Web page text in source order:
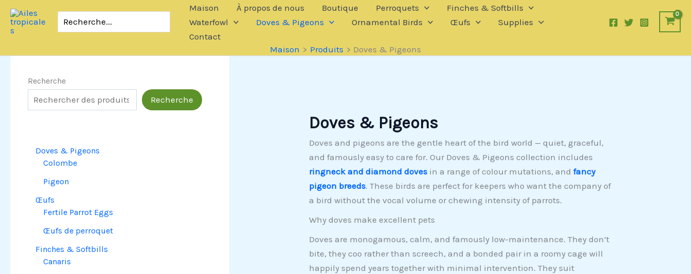
Passer
contenu
Maison À propos de nous Boutique Perroquets
Finches & Softbills
Waterfowl
Doves & Pigeons Ornamental Birds Œufs
Supplies
Contact
Maison
Produits Doves & Pigeons
Recherche
Recherche
Doves & Pigeons
Colombe
Pigeon
Œufs
Fertile Parrot Eggs
Œufs de perroquet
Finches & Softbills
Canaris
Doves & Pigeons
Doves and pigeons are the gentle heart of the bird world — quiet, graceful,
and famously easy to care for. Our Doves & Pigeons collection includes
ringneck and diamond dovesin a range of colour mutations, and fancy
pigeon breeds. These birds are perfect for keepers who want the company of
a bird without the vocal volume or chewing intensity of parrots.
Why doves make excellent pets
Doves are monogamous, calm, and famously low-maintenance. They don’t
bite, they coo rather than screech, and a bonded pair in a roomy cage will
happily spend years together with minimal intervention. They suit